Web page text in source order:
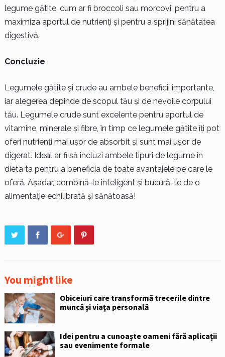
legume gătite, cum ar fi broccoli sau morcovi, pentru a
maximiza aportul de nutrienți și pentru a sprijini sănătatea
digestivă.
Concluzie
Legumele gătite și crude au ambele beneficii importante,
iar alegerea depinde de scopul tău și de nevoile corpului
tău. Legumele crude sunt excelente pentru aportul de
vitamine, minerale și fibre, în timp ce legumele gătite îți pot
oferi nutrienți mai ușor de absorbit și sunt mai ușor de
digerat. Ideal ar fi să incluzi ambele tipuri de legume în
dieta ta pentru a beneficia de toate avantajele pe care le
oferă. Așadar, combină-le inteligent și bucură-te de o
alimentație echilibrată și sănătoasă!
You might like
Obiceiuri care transformă trecerile dintre
muncă și viața personală
Idei pentru a cunoaște oameni fără aplicații
sau evenimente formale